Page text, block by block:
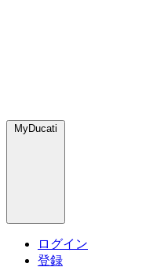
MyDucati
ログイン
登録